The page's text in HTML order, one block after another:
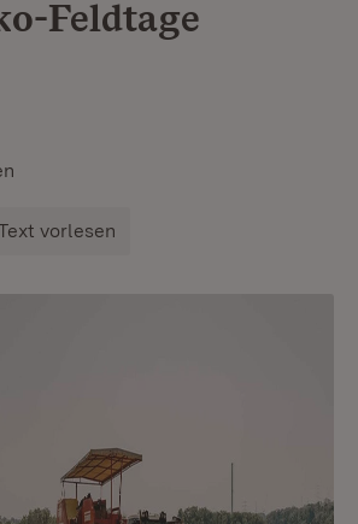
Feldtage
vorlesen